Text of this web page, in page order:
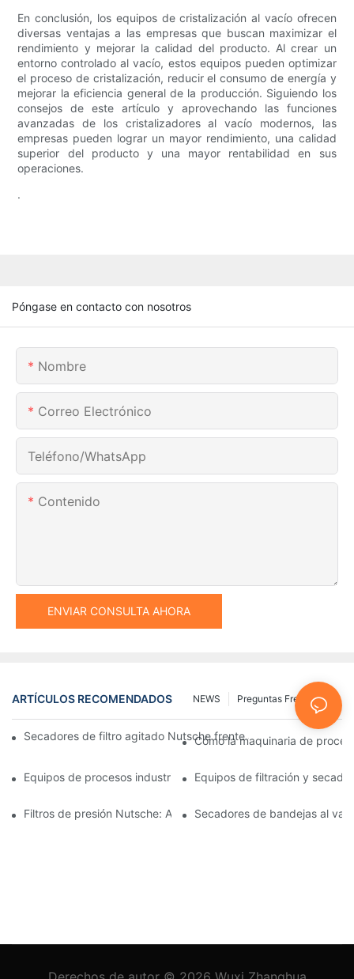
En conclusión, los equipos de cristalización al vacío ofrecen
diversas ventajas a las empresas que buscan maximizar el
rendimiento y mejorar la calidad del producto. Al crear un
entorno controlado al vacío, estos equipos pueden optimizar
el proceso de cristalización, reducir el consumo de energía y
mejorar la eficiencia general de la producción. Siguiendo los
consejos de este artículo y aprovechando las funciones
avanzadas de los cristalizadores al vacío modernos, las
empresas pueden lograr un mayor rendimiento, una calidad
superior del producto y una mayor rentabilidad en sus
operaciones.
.
Póngase en contacto con nosotros
Nombre
Correo Electrónico
Teléfono/WhatsApp
Contenido
ENVIAR CONSULTA AHORA
ARTÍCULOS RECOMENDADOS Preguntas Frecuentes
NEWS
Secadores de filtro agitado Nutsche frente a otros métodos de
Cómo la maquinaria de
Equipos de procesos industriales: innovaciones que moldean el
Equipos de filtración y
Filtros de presión Nutsche: Aplicaciones en las industrias
Secadores de bandejas al